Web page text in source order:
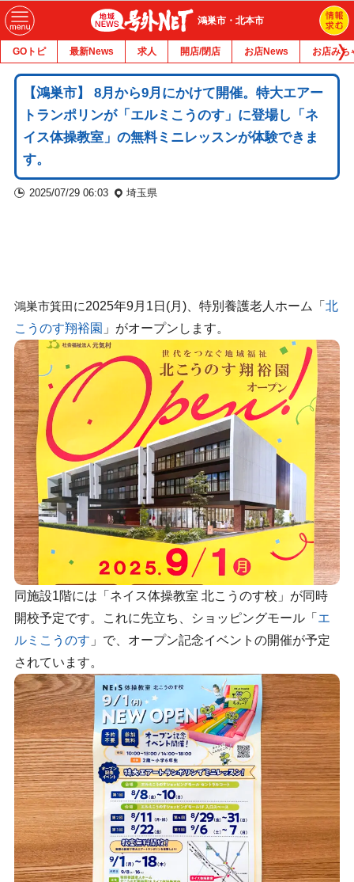
鴻巣市・北本市
GOトピ 最新News 求人 開店/閉店 お店News お店みち
【鴻巣市】 8月から9月にかけて開催。特大エアー
トランポリンが「エルミこうのす」に登場し「ネ
イス体操教室」の無料ミニレッスンが体験できま
す。
2025/07/29 06:03 埼玉県
鴻巣市箕田に2025年9月1日(月)、特別養護老人ホーム「 北
こうのす翔裕園 」がオープンします。
同施設1階には「ネイス体操教室 北こうのす校」が同時
開校予定です。これに先立ち、ショッピングモール「 エ
ルミこうのす 」で、オープン記念イベントの開催が予定
されています。